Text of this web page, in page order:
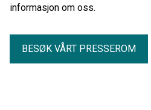
informasjon om oss.
BESØK VÅRT PRESSEROM